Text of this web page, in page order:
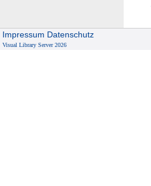
Impressum Datenschutz
Visual Library Server 2026